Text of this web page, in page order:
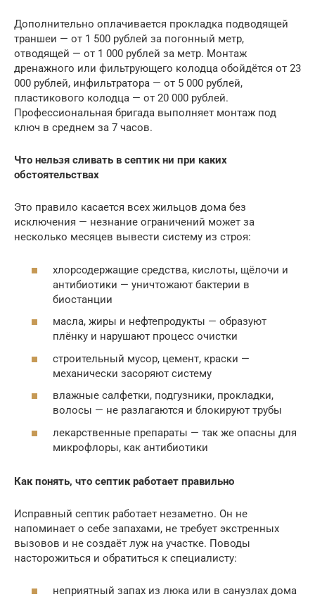
Дополнительно оплачивается прокладка подводящей
траншеи — от 1 500 рублей за погонный метр,
отводящей — от 1 000 рублей за метр. Монтаж
дренажного или фильтрующего колодца обойдётся от 23
000 рублей, инфильтратора — от 5 000 рублей,
пластикового колодца — от 20 000 рублей.
Профессиональная бригада выполняет монтаж под
ключ в среднем за 7 часов.
Что нельзя сливать в септик ни при каких
обстоятельствах
Это правило касается всех жильцов дома без
исключения — незнание ограничений может за
несколько месяцев вывести систему из строя:
хлорсодержащие средства, кислоты, щёлочи и
антибиотики — уничтожают бактерии в
биостанции
масла, жиры и нефтепродукты — образуют
плёнку и нарушают процесс очистки
строительный мусор, цемент, краски —
механически засоряют систему
влажные салфетки, подгузники, прокладки,
волосы — не разлагаются и блокируют трубы
лекарственные препараты — так же опасны для
микрофлоры, как антибиотики
Как понять, что септик работает правильно
Исправный септик работает незаметно. Он не
напоминает о себе запахами, не требует экстренных
вызовов и не создаёт луж на участке. Поводы
насторожиться и обратиться к специалисту:
неприятный запах из люка или в санузлах дома